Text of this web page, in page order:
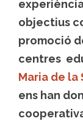
objectius
promoció
centres
Maria de la
ens han